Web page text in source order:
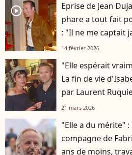
player2
Eprise de Jean
phare a tout fait
: "Il ne me captait
14 février 2026
"Elle espérait
La fin de vie
par Laurent
21 mars 2026
"Elle a du mérite"
compagne de
ans de moins,